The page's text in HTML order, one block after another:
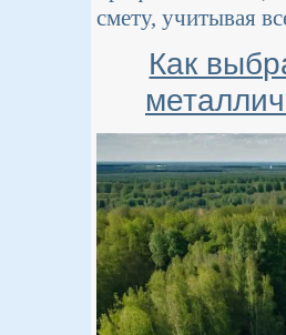
смету, учитывая
Как